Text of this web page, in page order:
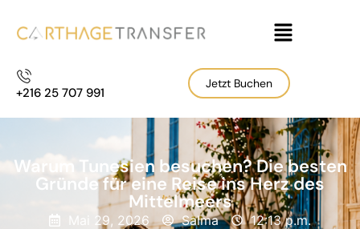
+216 25 707 991
Jetzt Buchen
Warum Tunesien besuchen? Die besten
Gründe für eine Reise ins Herz des
Mittelmeers
Mai 29, 2026 Salma 12:13 p.m.